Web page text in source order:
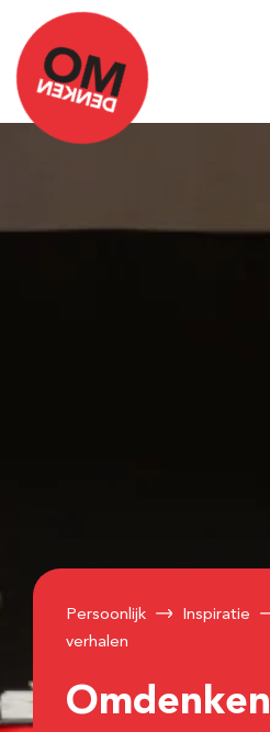
Persoonlijk Inspiratie
verhalen
Omdenken